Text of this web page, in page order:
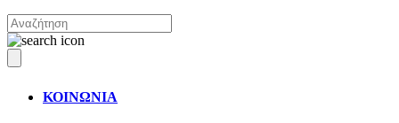
ΚΟΙΝΩΝΙΑ